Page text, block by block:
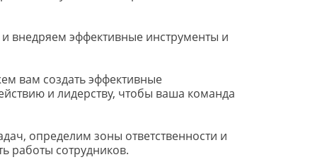
внедряем эффективные инструменты и
вам создать эффективные
и лидерству, чтобы ваша команда
определим зоны ответственности и
работы сотрудников.